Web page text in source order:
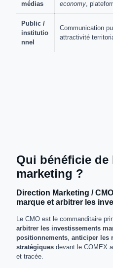
médias
economy ,
Public /
institutio
nnel
Communication
attractivité
Qui bénéficie de
marketing ?
Direction Marketing /
marque et arbitrer les
Le CMO est le commanditaire
arbitrer les investissements
positionnements anticiper les
stratégiques devant le COMEX
et tracée.